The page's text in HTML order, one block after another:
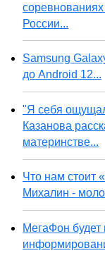
России...
Samsung
до Android 12...
"Я себя
Казанова
материнстве...
Что нам стоит
Михалин -
МегаФон будет